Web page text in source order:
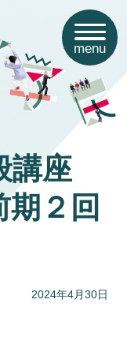
menu
講座
２回
2024年4月30日